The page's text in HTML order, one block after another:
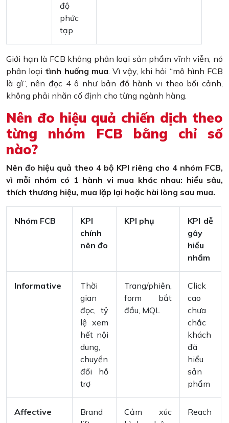
độ
phức
tạp
Giới hạn là FCB không phân loại sản phẩm vĩnh viễn; nó
phân loại tình huống mua. Vì vậy, khi hỏi “mô hình FCB
là gì”, nên đọc 4 ô như bản đồ hành vi theo bối cảnh,
không phải nhãn cố định cho từng ngành hàng.
Nên đo hiệu quả chiến dịch theo
từng nhóm FCB bằng chỉ số
nào?
Nên đo hiệu quả theo 4 bộ KPI riêng cho 4 nhóm FCB,
vì mỗi nhóm có 1 hành vi mua khác nhau: hiểu sâu,
thích thương hiệu, mua lặp lại hoặc hài lòng sau mua.
Nhóm FCB
KPI
chính
nên đo
KPI phụ
KPI dễ
gây
hiểu
nhầm
Informative
Thời
gian
đọc, tỷ
lệ xem
hết nội
dung,
chuyển
đổi hỗ
trợ
Trang/phiên,
form bắt
đầu, MQL
Click
cao
chưa
chắc
khách
đã
hiểu
sản
phẩm
Affective
Brand
Cảm xúc
Reach